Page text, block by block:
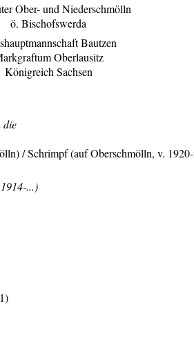
Ober- und Niederschmölln
ö. Bischofswerda
Bautzen
Oberlausitz
Königreich Sachsen
die
/ Schrimpf (auf Oberschmölln, v.
...)